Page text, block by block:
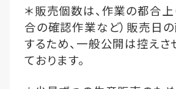
＊販売個数は、作業の都合上
合の確認作業など）販売日
するため、一般公開は控えさ
ております。